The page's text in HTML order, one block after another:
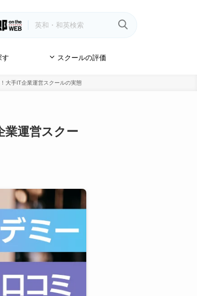
す スクールの評価
大手IT企業運営スクールの実態
業運営スクー